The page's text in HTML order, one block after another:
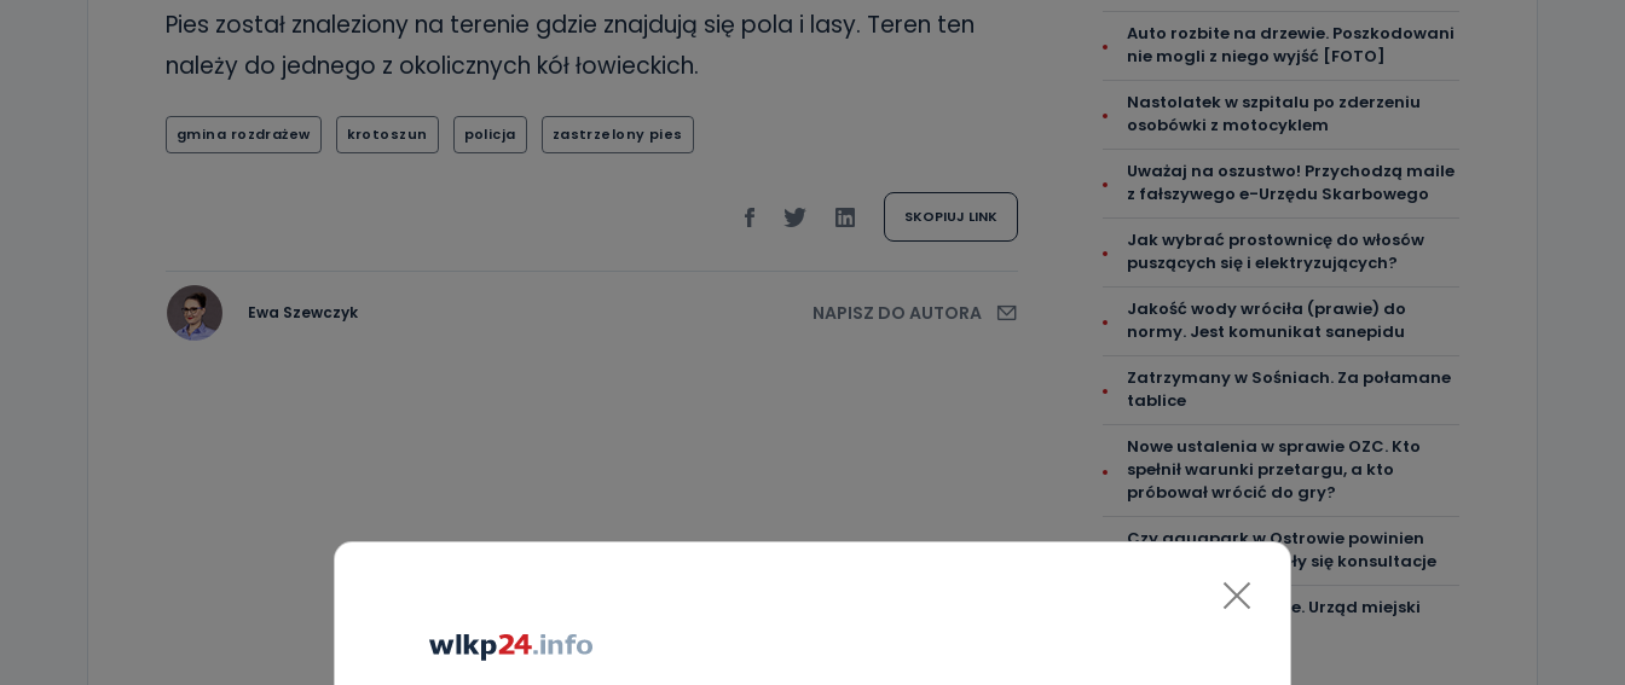
Pies został znaleziony na terenie gdzie znajdują się pola i lasy. Teren ten
należy do jednego z okolicznych kół łowieckich.
gmina rozdrażew krotoszun policja zastrzelony pies
SKOPIUJ LINK
Ewa Szewczyk NAPISZ DO AUTORA
Auto rozbite na drzewie. Poszkodowani
nie mogli z niego wyjść [FOTO]
Nastolatek w szpitalu po zderzeniu
osobówki z motocyklem
Uważaj na oszustwo! Przychodzą maile
z fałszywego e-Urzędu Skarbowego
Jak wybrać prostownicę do włosów
puszących się i elektryzujących?
Jakość wody wróciła (prawie) do
normy. Jest komunikat sanepidu
Zatrzymany w Sośniach. Za połamane
tablice
Nowe ustalenia w sprawie OZC. Kto
spełnił warunki przetargu, a kto
próbował wrócić do gry?
Czy aquapark w Ostrowie powinien
powstać? Rozpoczęły się konsultacje
"Łącznik" w remoncie. Urząd miejski